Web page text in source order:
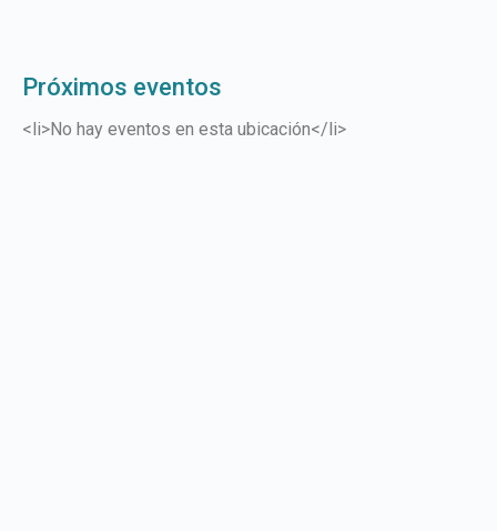
Próximos eventos
<li>No hay eventos en esta ubicación</li>